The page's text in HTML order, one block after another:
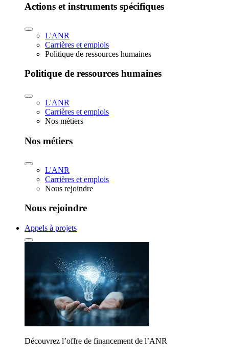
Actions et instruments spécifiques
L'ANR
Carrières et emplois
Politique de ressources humaines
Politique de ressources humaines
L'ANR
Carrières et emplois
Nos métiers
Nos métiers
L'ANR
Carrières et emplois
Nous rejoindre
Nous rejoindre
Appels à projets
Découvrez l’offre de financement de l’ANR